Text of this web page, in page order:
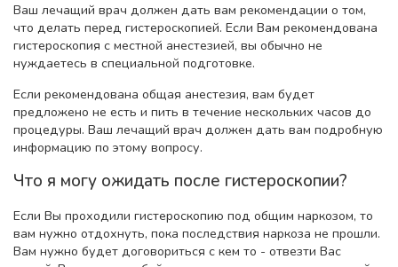
Ваш лечащий врач должен дать вам рекомендации о том,
что делать перед гистероскопией. Если Вам рекомендована
гистероскопия с местной анестезией, вы обычно не
нуждаетесь в специальной подготовке.
Если рекомендована общая анестезия, вам будет
предложено не есть и пить в течение нескольких часов до
процедуры. Ваш лечащий врач должен дать вам подробную
информацию по этому вопросу.
Что я могу ожидать после гистероскопии?
Если Вы проходили гистероскопию под общим наркозом, то
вам нужно отдохнуть, пока последствия наркоза не прошли.
Вам нужно будет договориться с кем то - отвезти Вас